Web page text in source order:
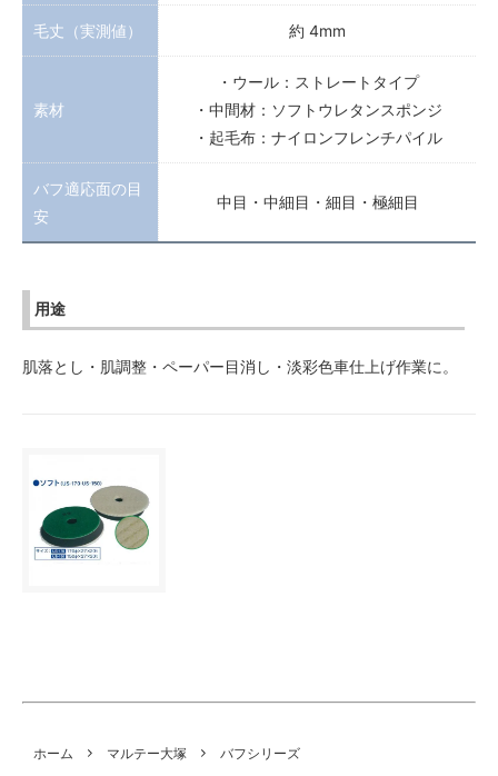
毛丈（実測値） 約 4mm
素材
・ウール：ストレートタイプ
・中間材：ソフトウレタンスポンジ
・起毛布：ナイロンフレンチパイル
バフ適応面の目
安
中目・中細目・細目・極細目
用途
肌落とし・肌調整・ペーパー目消し・淡彩色車仕上げ作業に。
ホーム マルテー大塚
バフシリーズ